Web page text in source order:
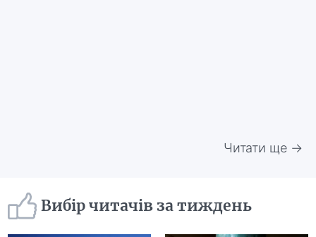
Читати ще →
Вибір читачів за тиждень